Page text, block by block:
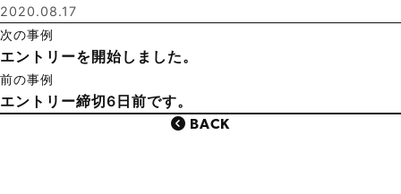
2020.08.17
次の事例
エントリーを開始しました。
前の事例
エントリー締切6日前です。
BACK